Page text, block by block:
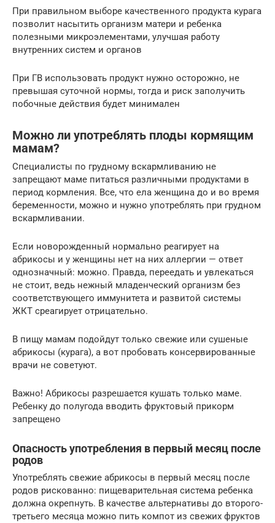
При правильном выборе качественного продукта курага
позволит насытить организм матери и ребенка
полезными микроэлементами, улучшая работу
внутренних систем и органов
При ГВ использовать продукт нужно осторожно, не
превышая суточной нормы, тогда и риск заполучить
побочные действия будет минимален
Можно ли употреблять плоды кормящим
мамам?
Специалисты по грудному вскармливанию не
запрещают маме питаться различными продуктами в
период кормления. Все, что ела женщина до и во время
беременности, можно и нужно употреблять при грудном
вскармливании.
Если новорожденный нормально реагирует на
абрикосы и у женщины нет на них аллергии — ответ
однозначный: можно. Правда, переедать и увлекаться
не стоит, ведь нежный младенческий организм без
соответствующего иммунитета и развитой системы
ЖКТ среагирует отрицательно.
В пищу мамам подойдут только свежие или сушеные
абрикосы (курага), а вот пробовать консервированные
врачи не советуют.
Важно! Абрикосы разрешается кушать только маме.
Ребенку до полугода вводить фруктовый прикорм
запрещено
Опасность употребления в первый месяц после
родов
Употреблять свежие абрикосы в первый месяц после
родов рискованно: пищеварительная система ребенка
должна окрепнуть. В качестве альтернативы до второго-
третьего месяца можно пить компот из свежих фруктов